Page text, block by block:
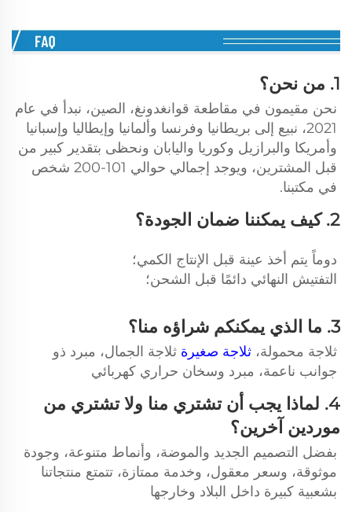
1. من نحن؟
في مكتبنا.
2. كيف يمكننا ضمان الجودة؟
دوماً يتم أخذ عينة قبل الإنتاج الكمي؛
التفتيش النهائي دائمًا قبل الشحن؛
3. ما الذي يمكنكم شراؤه منا؟
ثلاجة محمولة، ثلاجة صغيرة
جوانب ناعمة، مبرد وسخان حراري كهربائي
موردين آخرين؟
بشعبية كبيرة داخل البلاد وخارجها